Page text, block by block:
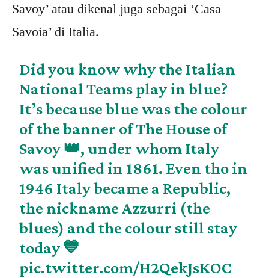
Savoy’ atau dikenal juga sebagai ‘Casa
Savoia’ di Italia.
Did you know why the Italian
National Teams play in blue?
It’s because blue was the colour
of the banner of The House of
Savoy 👑, under whom Italy
was unified in 1861. Even tho in
1946 Italy became a Republic,
the nickname Azzurri (the
blues) and the colour still stay
today 💙
pic.twitter.com/H2QekJsKOC